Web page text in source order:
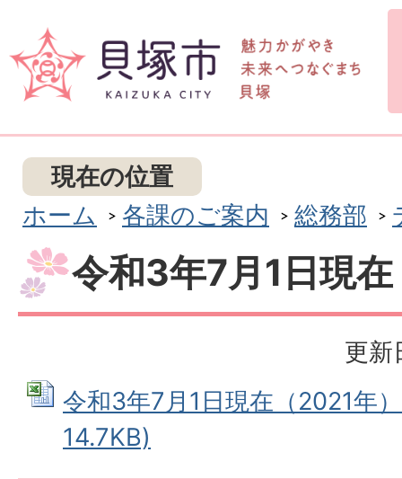
現在の位置
ホーム
各課のご案内 総務部
令和3年7月1日現
更新
令和3年7月1日現在（2021年
14.7KB)